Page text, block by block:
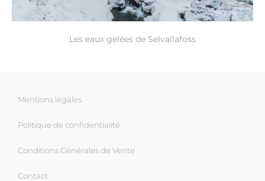
Les eaux gelées de Selvallafoss
Mentions légales
Politique de confidentialité
Conditions Générales de Vente
Contact